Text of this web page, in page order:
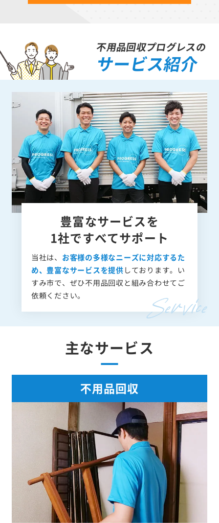
不用品回収プログレスの
サービス紹介
豊富なサービスを
1社ですべてサポート
当社は、 お客様の多様なニーズに対応するた
め、豊富なサービスを提供しております。い
すみ市で、ぜひ不用品回収と組み合わせてご
依頼ください。
主なサービス
不用品回収